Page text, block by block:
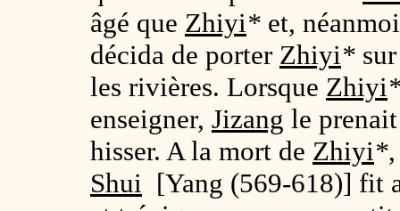
âgé que Zhiyi* et,
décida de porter Zhiyi*
les rivières. Lorsque Zhiyi
enseigner, Jizang le
hisser. A la mort de Zhiyi*
Shui [Yang (569-618)] fit